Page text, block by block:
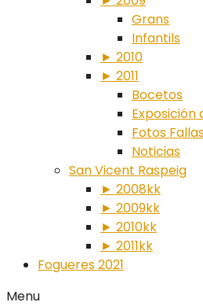
Grans
Infantils
► 2010
► 2011
Bocetos
Exposición
Fotos
Noticias
San Vicent Raspeig
► 2008kk
► 2009kk
► 2010kk
► 2011kk
Fogueres 2021
Menu